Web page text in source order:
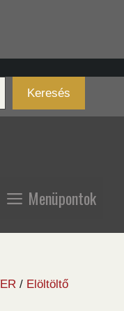
Keresés
Menüpontok
/ Elöltöltő